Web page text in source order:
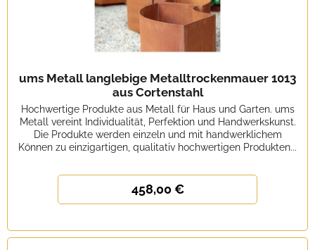
ums Metall langlebige Metalltrockenmauer 1013
aus Cortenstahl
Hochwertige Produkte aus Metall für Haus und Garten. ums
Metall vereint Individualität, Perfektion und Handwerkskunst.
Die Produkte werden einzeln und mit handwerklichem
Können zu einzigartigen, qualitativ hochwertigen Produkten...
458,00 €